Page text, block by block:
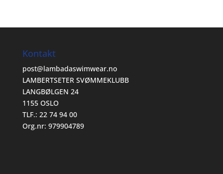
Kontakt
post@lambadaswimwear.no
LAMBERTSETER SVØMMEKLUBB
LANGBØLGEN 24
1155 OSLO
TLF.: 22 74 94 00
Org.nr: 979904789